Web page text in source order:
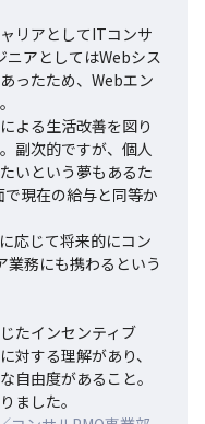
リアとしてITコンサ
ニアとしてはWebシス
ったため、Webエン
よる生活改善を図り
副次的ですが、個人
いという夢もあるた
現在の給与と同等か
応じて将来的にコン
業務にも携わるという
たインセンティブ
対する理解があり、
自由度があること。
ました。